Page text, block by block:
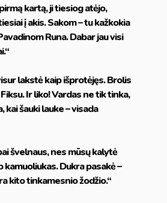
kartą, ji tiesiog atėjo,
į akis. Sakom – tu kažkokia
Runa. Dabar jau visi
lakstė kaip išprotėjęs. Brolis
Ir liko! Vardas ne tik tinka,
kai šauki lauke – visada
švelnaus, nes mūsų kalytė
kamuoliukas. Dukra pasakė –
kito tinkamesnio žodžio.“